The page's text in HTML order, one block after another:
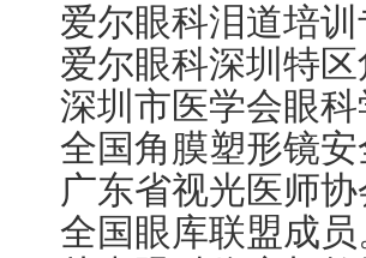
爱尔眼科泪道培
爱尔眼科深圳特
深圳市医学会眼
全国角膜塑形镜
广东省视光医师协
全国眼库联盟成员